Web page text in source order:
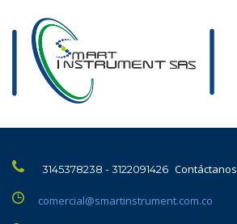
3145378238 - 3122091426 Contáctanos
comercial@smartinstrument.com.co